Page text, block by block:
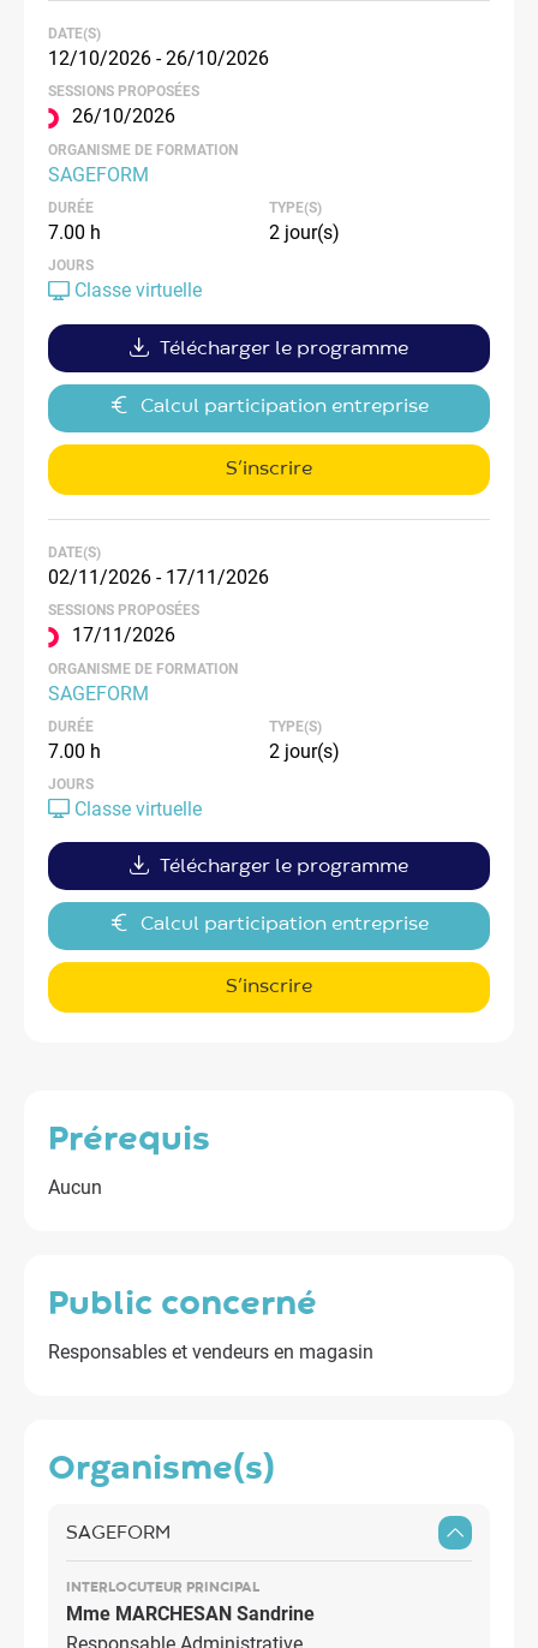
DATE(S)
12/10/2026 - 26/10/2026
SESSIONS PROPOSÉES
26/10/2026
ORGANISME DE FORMATION
SAGEFORM
DURÉE
7.00 h
TYPE(S)
2 jour(s)
JOURS
Classe virtuelle
Télécharger le programme
Calcul participation entreprise
S’inscrire
DATE(S)
02/11/2026 - 17/11/2026
SESSIONS PROPOSÉES
17/11/2026
ORGANISME DE FORMATION
SAGEFORM
DURÉE
7.00 h
TYPE(S)
2 jour(s)
JOURS
Classe virtuelle
Télécharger le programme
Calcul participation entreprise
S’inscrire
prérequis
Aucun
public concerné
Responsables et vendeurs en magasin
organisme(s)
SAGEFORM
INTERLOCUTEUR PRINCIPAL
Mme MARCHESAN Sandrine